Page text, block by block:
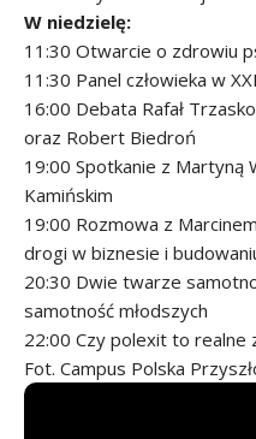
W niedzielę:
11:30 Otwarcie o zdrowiu
11:30 Panel człowieka w
16:00 Debata Rafał
oraz Robert Biedroń
19:00 Spotkanie z Martyną
Kamińskim
19:00 Rozmowa z
drogi w biznesie i
20:30 Dwie twarze
samotność młodszych
22:00 Czy polexit to realne
Fot. Campus Polska